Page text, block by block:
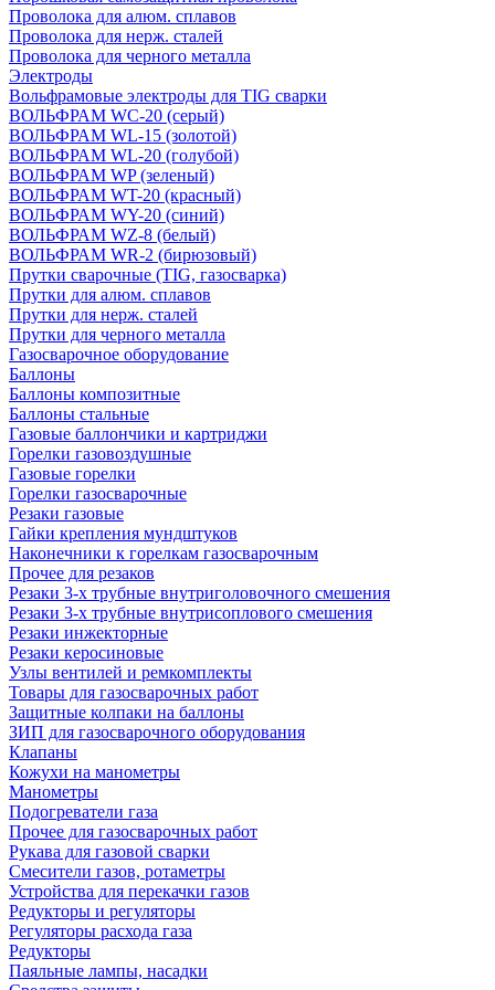
Проволока для алюм. сплавов
Проволока для нерж. сталей
Проволока для черного металла
Электроды
Вольфрамовые электроды для TIG сварки
ВОЛЬФРАМ WC-20 (серый)
ВОЛЬФРАМ WL-15 (золотой)
ВОЛЬФРАМ WL-20 (голубой)
ВОЛЬФРАМ WP (зеленый)
ВОЛЬФРАМ WT-20 (красный)
ВОЛЬФРАМ WY-20 (синий)
ВОЛЬФРАМ WZ-8 (белый)
ВОЛЬФРАМ WR-2 (бирюзовый)
Прутки сварочные (TIG, газосварка)
Прутки для алюм. сплавов
Прутки для нерж. сталей
Прутки для черного металла
Газосварочное оборудование
Баллоны
Баллоны композитные
Баллоны стальные
Газовые баллончики и картриджи
Горелки газовоздушные
Газовые горелки
Горелки газосварочные
Резаки газовые
Гайки крепления мундштуков
Наконечники к горелкам газосварочным
Прочее для резаков
Резаки 3-х трубные внутриголовочного смешения
Резаки 3-х трубные внутрисоплового смешения
Резаки инжекторные
Резаки керосиновые
Узлы вентилей и ремкомплекты
Товары для газосварочных работ
Защитные колпаки на баллоны
ЗИП для газосварочного оборудования
Клапаны
Кожухи на манометры
Манометры
Подогреватели газа
Прочее для газосварочных работ
Рукава для газовой сварки
Смесители газов, ротаметры
Устройства для перекачки газов
Редукторы и регуляторы
Регуляторы расхода газа
Редукторы
Паяльные лампы, насадки